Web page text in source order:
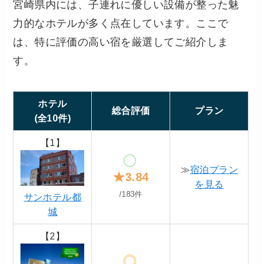
宮崎県内には、子連れに優しい設備が整った魅
力的なホテルが多く点在しています。ここで
は、特に評価の高い宿を厳選してご紹介しま
す。
ホテル
(全10件)
総合評価 プラン
【1】
サンホテル都
城
★3.84
/183件
≫宿泊プラン
を見る
【2】